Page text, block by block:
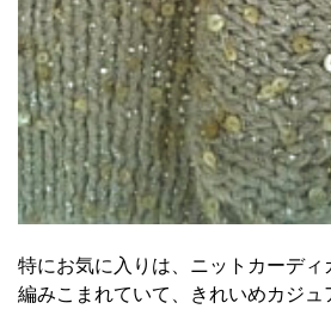
特にお気に入りは、ニットカーデ
編みこまれていて、きれいめカジ